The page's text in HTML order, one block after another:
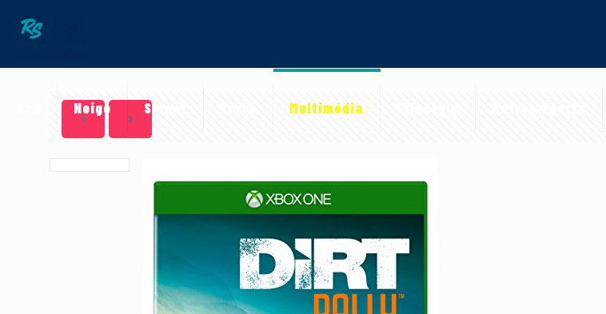
Neige Street Multimédia